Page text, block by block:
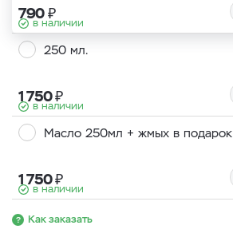
790₽
в наличии
250 мл.
1 750₽
в наличии
Масло 250мл + жмых в подарок
1 750₽
в наличии
Как заказать